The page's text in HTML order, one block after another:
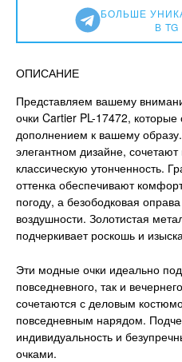
БОЛЬШЕ
В
ОПИСАНИЕ
Представляем вашему
очки Cartier PL-17472, которые
дополнением к вашему
элегантном дизайне,
классическую утонченность.
оттенка обеспечивают
погоду, а безободковая
воздушности. Золотистая
подчеркивает роскошь и
Эти модные очки идеально
повседневного, так и
сочетаются с деловым
повседневным нарядом.
индивидуальность и
очками.